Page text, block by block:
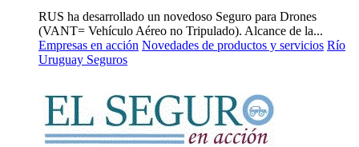
RUS ha desarrollado un novedoso Seguro para Drones
(VANT= Vehículo Aéreo no Tripulado). Alcance de la...
Empresas en acción Novedades de productos y servicios Río
Uruguay Seguros